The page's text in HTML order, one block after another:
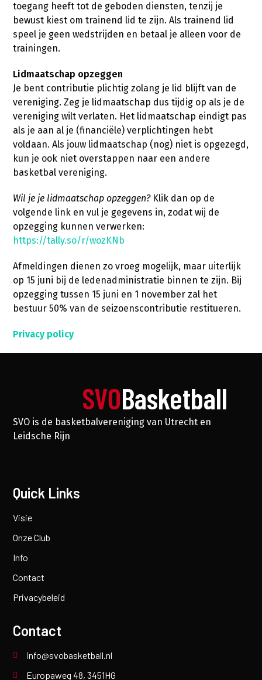
toegang heeft tot de geboden diensten, tenzij je
bewust kiest om trainend lid te zijn. Als trainend lid
speel je geen wedstrijden en betaal je alleen voor de
trainingen.
Lidmaatschap opzeggen
Je bent contributie plichtig zolang je lid blijft van de
vereniging. Zeg je lidmaatschap dus tijdig op als je de
vereniging wilt verlaten. Het lidmaatschap eindigt pas
als je aan al je (financiële) verplichtingen hebt
voldaan. Als jouw lidmaatschap (nog) niet is opgezegd,
kun je ook niet overstappen naar een andere
basketbal vereniging.
Wil je je lidmaatschap opzeggen?Klik dan op de
volgende link en vul je gegevens in, zodat wij de
opzegging kunnen verwerken:
https://tally.so/r/wozKNb
Afmeldingen dienen zo vroeg mogelijk, maar uiterlijk
op 15 juni bij de ledenadministratie binnen te zijn. Bij
opzegging tussen 15 juni en 1 november zal het
bestuur 50% van de seizoenscontributie restitueren.
Privacy policy
SVOBasketball
SVO is de basketbalvereniging van Utrecht en
Leidsche Rijn
Quick Links
Visie
Onze Club
Info
Contact
Privacybeleid
Contact
info@svobasketball.nl
Europaweg 48, 3451HG